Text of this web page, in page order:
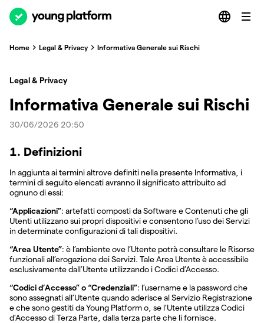
Home Legal & Privacy Informativa Generale sui Rischi
Legal & Privacy
Informativa Generale sui Rischi
30/06/2026 20:50
1. Definizioni
In aggiunta ai termini altrove definiti nella presente Informativa, i
termini di seguito elencati avranno il significato attribuito ad
ognuno di essi:
“Applicazioni”: artefatti composti da Software e Contenuti che gli
Utenti utilizzano sui propri dispositivi e consentono l’uso dei Servizi
in determinate configurazioni di tali dispositivi.
“Area Utente”: è l’ambiente ove l’Utente potrà consultare le Risorse
funzionali all’erogazione dei Servizi. Tale Area Utente è accessibile
esclusivamente dall’Utente utilizzando i Codici d’Accesso.
“Codici d’Accesso” o “Credenziali”: l’username e la password che
sono assegnati all’Utente quando aderisce al Servizio Registrazione
e che sono gestiti da Young Platform o, se l’Utente utilizza Codici
d’Accesso di Terza Parte, dalla terza parte che li fornisce.